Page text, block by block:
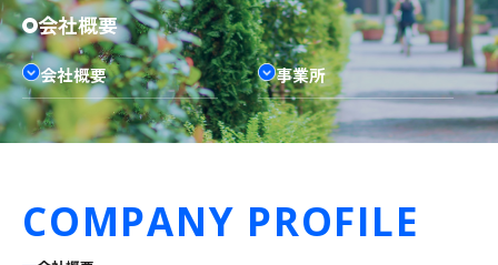
会社概要
会社概要 事業所
COMPANY PROFILE